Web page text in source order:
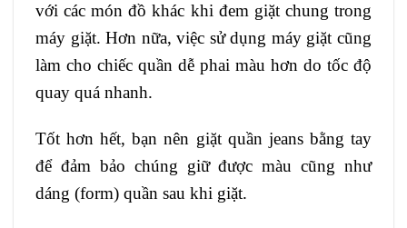
với các món đồ khác khi đem giặt chung trong
máy giặt. Hơn nữa, việc sử dụng máy giặt cũng
làm cho chiếc quần dễ phai màu hơn do tốc độ
quay quá nhanh.
Tốt hơn hết, bạn nên giặt quần jeans bằng tay
để đảm bảo chúng giữ được màu cũng như
dáng (form) quần sau khi giặt.